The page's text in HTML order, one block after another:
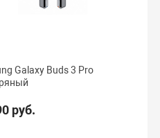
Galaxy Buds 3 Pro
руб.